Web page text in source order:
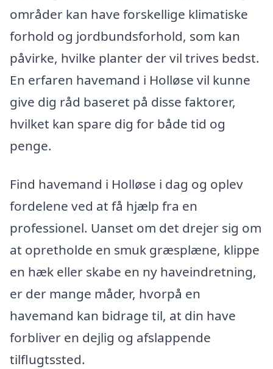
områder kan have forskellige klimatiske
forhold og jordbundsforhold, som kan
påvirke, hvilke planter der vil trives bedst.
En erfaren havemand i Holløse vil kunne
give dig råd baseret på disse faktorer,
hvilket kan spare dig for både tid og
penge.
Find havemand i Holløse i dag og oplev
fordelene ved at få hjælp fra en
professionel. Uanset om det drejer sig om
at opretholde en smuk græsplæne, klippe
en hæk eller skabe en ny haveindretning,
er der mange måder, hvorpå en
havemand kan bidrage til, at din have
forbliver en dejlig og afslappende
tilflugtssted.